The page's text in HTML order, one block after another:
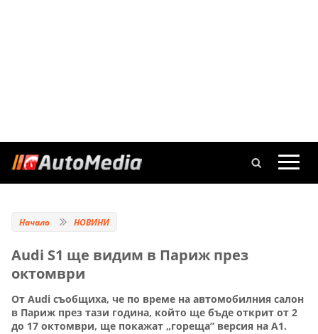
Начало НОВИНИ
Audi S1 ще видим в Париж през
октомври
От Audi съобщиха, че по време на автомобилния салон
в Париж през тази година, който ще бъде открит от 2
до 17 октомври, ще покажат „гореща” версия на А1.